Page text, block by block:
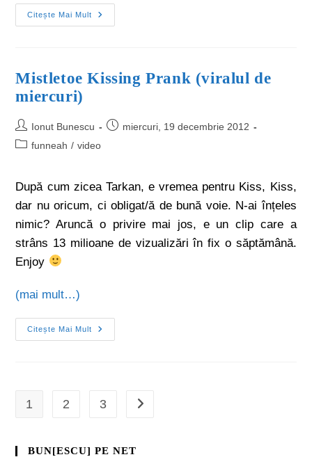
Citește Mai Mult
Mistletoe Kissing Prank (viralul de
miercuri)
Ionut Bunescu
miercuri, 19 decembrie 2012
funneah / video
După cum zicea Tarkan, e vremea pentru Kiss, Kiss,
dar nu oricum, ci obligat/ă de bună voie. N-ai înțeles
nimic? Aruncă o privire mai jos, e un clip care a
strâns 13 milioane de vizualizări în fix o săptămână.
Enjoy
(mai mult…)
Citește Mai Mult
1 2 3
BUN[ESCU] PE NET